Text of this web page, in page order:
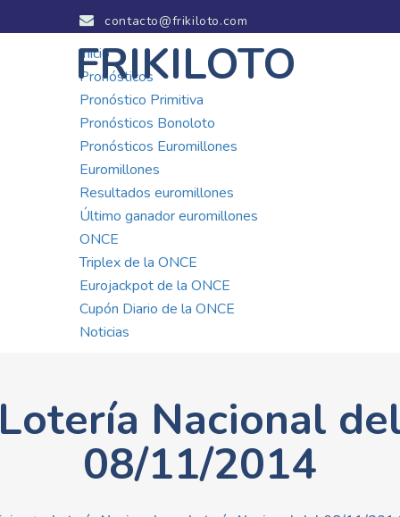
contacto@frikiloto.com
FRIKILOTO
Inicio
Pronósticos
Pronóstico Primitiva
Pronósticos Bonoloto
Pronósticos Euromillones
Euromillones
Resultados euromillones
Último ganador euromillones
ONCE
Triplex de la ONCE
Eurojackpot de la ONCE
Cupón Diario de la ONCE
Noticias
Nacional
08/11/2014